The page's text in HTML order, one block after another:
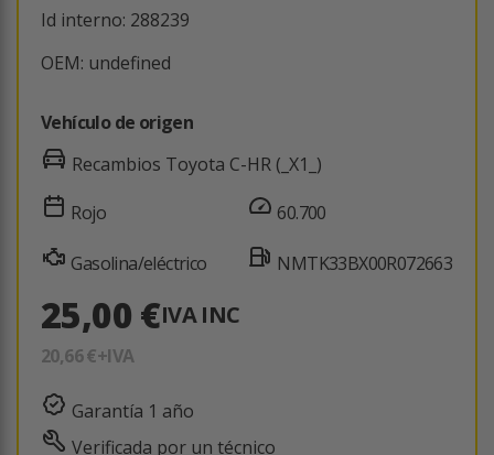
Id interno: 288239
OEM: undefined
Vehículo de origen
Recambios Toyota C-HR (_X1_)
Rojo
Gasolina/eléctrico
60.700
NMTK33BX00R072663
25,00 €IVA INC
20,66 €+IVA
Garantía 1 año
Verificada por un técnico